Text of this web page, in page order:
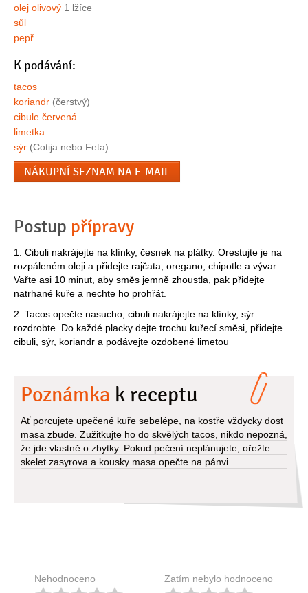
olej olivový 1 lžíce
sůl
pepř
K podávání:
tacos
koriandr (čerstvý)
cibule červená
limetka
sýr (Cotija nebo Feta)
NÁKUPNÍ SEZNAM NA E-MAIL
Postup přípravy
1. Cibuli nakrájejte na klínky, česnek na plátky. Orestujte je na
rozpáleném oleji a přidejte rajčata, oregano, chipotle a vývar.
Vařte asi 10 minut, aby směs jemně zhoustla, pak přidejte
natrhané kuře a nechte ho prohřát.
2. Tacos opečte nasucho, cibuli nakrájejte na klínky, sýr
rozdrobte. Do každé placky dejte trochu kuřecí směsi, přidejte
cibuli, sýr, koriandr a podávejte ozdobené limetou
Poznámka k receptu
Ať porcujete upečené kuře sebelépe, na kostře vždycky dost
masa zbude. Zužitkujte ho do skvělých tacos, nikdo nepozná,
že jde vlastně o zbytky. Pokud pečení neplánujete, ořežte
skelet zasyrova a kousky masa opečte na pánvi.
Nehodnoceno Zatím nebylo hodnoceno